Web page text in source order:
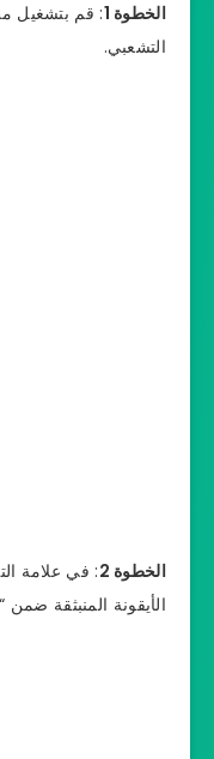
الخطوة 1
التشعبي.
الخطوة 2
: في علامة
الأيقونة المنبثقة ضمن